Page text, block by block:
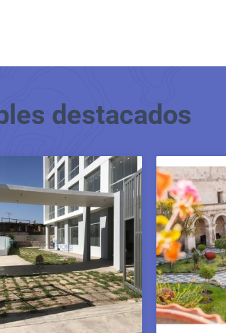
destacados